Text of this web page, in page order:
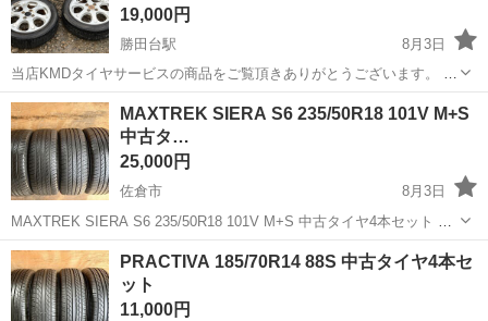
19,000円
勝田台駅
8月3日
当店KMDタイヤサービスの商品をご覧頂きありがとうございます。 下
記※1〜※7までの内容がご入札頂く際の条件となりますのでご確認頂
きご納得の上入札をお願い致します。 ご不明な点がありましたらお気
軽に質問欄よりご質問下さい...
千葉 八千代市 勝田台駅 タイヤ、ホイール ハブ径
MAXTREK SIERA S6 235/50R18 101V M+S
中古タ…
25,000円
佐倉市
8月3日
MAXTREK SIERA S6 235/50R18 101V M+S 中古タイヤ4本セット 取
りに来ていただける方歓迎です！ ※注意事項を必ずご確認いただき、
ご理解いただける方のみお問い合わせ、ご購入をお願いい...
千葉 佐倉市
PRACTIVA 185/70R14 88S 中古タイヤ4本セ
ット
11,000円